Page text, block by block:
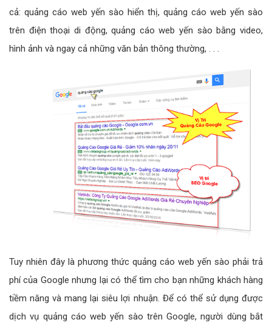
cả: quảng cáo web yến sào hiển thị, quảng cáo web yến sào
trên điện thoại di động, quảng cáo web yến sào bằng video,
hình ảnh và ngay cả những văn bản thông thường, . . .
Tuy nhiên đây là phương thức quảng cáo web yến sào phải trả
phí của Google nhưng lại có thể tìm cho bạn những khách hàng
tiềm năng và mang lại siêu lợi nhuận. Để có thể sử dụng được
dịch vụ quảng cáo web yến sào trên Google, người dùng bắt